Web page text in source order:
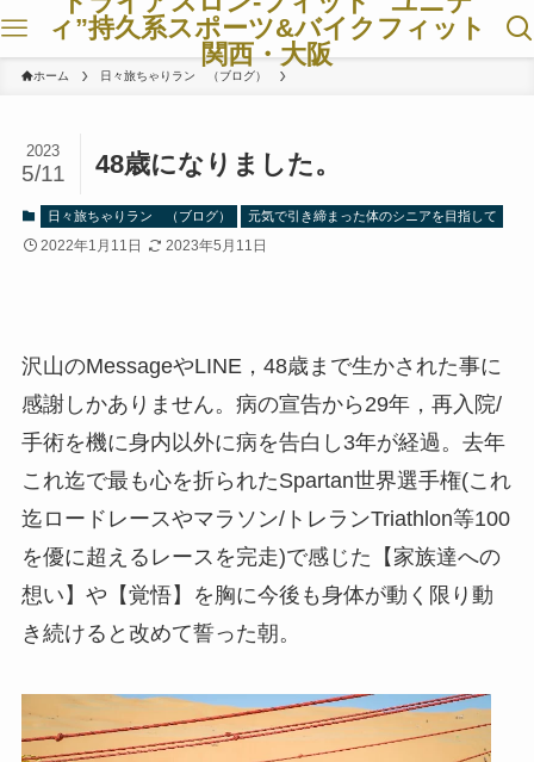
ィ”持久系スポーツ&バイクフィット
関西・大阪
ホーム 日々旅ちゃりラン （ブログ）
48歳になりました。
2023
5/11
日々旅ちゃりラン （ブログ） 元気で引き締まった体のシニアを目指して
2022年1月11日 2023年5月11日
沢山のMessageやLINE，48歳まで生かされた事に
感謝しかありません。病の宣告から29年，再入院/
手術を機に身内以外に病を告白し3年が経過。去年
これ迄で最も心を折られたSpartan世界選手権(これ
迄ロードレースやマラソン/トレランTriathlon等100
を優に超えるレースを完走)で感じた【家族達への
想い】や【覚悟】を胸に今後も身体が動く限り動
き続けると改めて誓った朝。